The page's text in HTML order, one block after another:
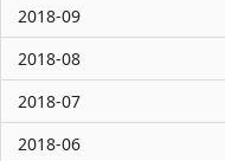
2018-09
2018-08
2018-07
2018-06